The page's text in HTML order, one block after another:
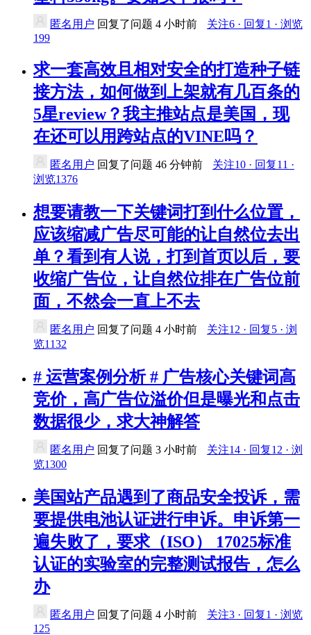
匿名用户 回复了问题 4 小时前
关注6 · 回复1 · 浏览
199
求一套高效且相对安全的打造种子链
接方法，如何做到上架就有几百条的
5星review？我主推站点是美国，现
在还可以用跨站点的VINE吗？
匿名用户 回复了问题 46 分钟前
关注10 · 回复11 ·
浏览1376
想要请教一下关键词打到什么位置，
应该缩减广告尽可能的让自然位去出
单？看到有人说，打到首页以后，要
收缩广告位，让自然位排在广告位前
面，不然会一直上不去
匿名用户 回复了问题 4 小时前
关注12 · 回复5 · 浏
览1132
# 运营案例分析 # 广告核心关键词高
竞价，高广告位溢价但是曝光和点击
数据很少，求大神解答
匿名用户 回复了问题 3 小时前
关注14 · 回复12 · 浏
览1300
美国站产品遇到了商品安全投诉，需
要提供电池认证进行申诉。申诉第一
遍失败了，要求（ISO） 17025标准
认证的实验室的完整测试报告，怎么
办
匿名用户 回复了问题 4 小时前
关注3 · 回复1 · 浏览
125